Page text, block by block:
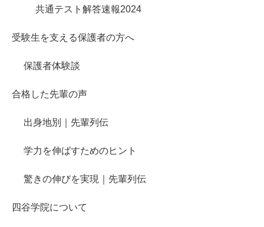
共通テスト解答速報2024
受験生を支える保護者の方へ
保護者体験談
合格した先輩の声
出身地別｜先輩列伝
学力を伸ばすためのヒント
驚きの伸びを実現｜先輩列伝
四谷学院について